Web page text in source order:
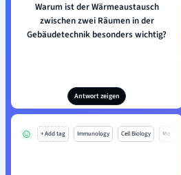
Warum ist der Wärmeaustausch
zwischen zwei Räumen in der
Gebäudetechnik besonders wichtig?
Antwort zeigen
+ Add tag Immunology Cell Biology Mo